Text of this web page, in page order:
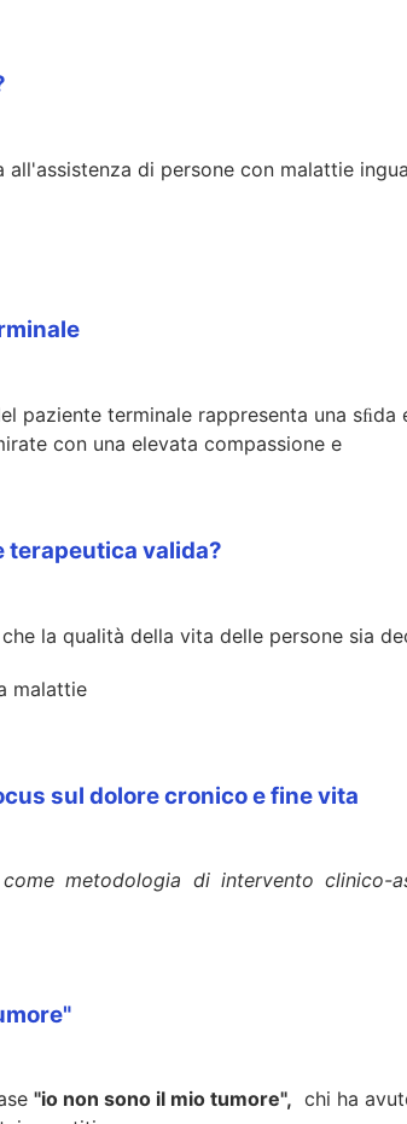
di persone con malattie
paziente terminale rappresenta una
con una elevata compassione e
terapeutica valida?
la qualità della vita delle persone sia
malattie
sul dolore cronico e fine vita
metodologia di intervento
"io non sono il mio tumore", chi ha